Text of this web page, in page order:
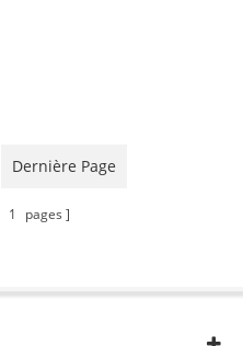
Dernière Page
1 pages